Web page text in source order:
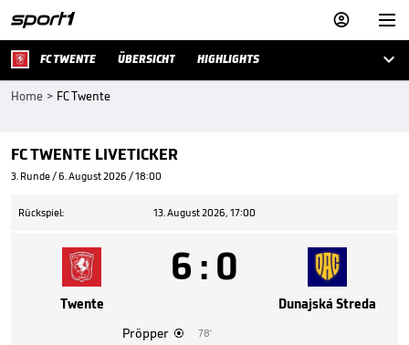


FC TWENTE ÜBERSICHT HIGHLIGHTS 
Home > FC Twente
FC TWENTE LIVETICKER
3. Runde / 6. August 2026 / 18:00
Rückspiel: 13. August 2026, 17:00
6 : 0
Twente
Dunajská Streda
Pröpper  78'